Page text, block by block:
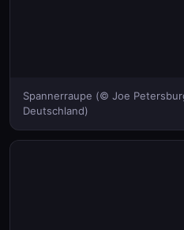
Spannerraupe (© Joe
Deutschland)